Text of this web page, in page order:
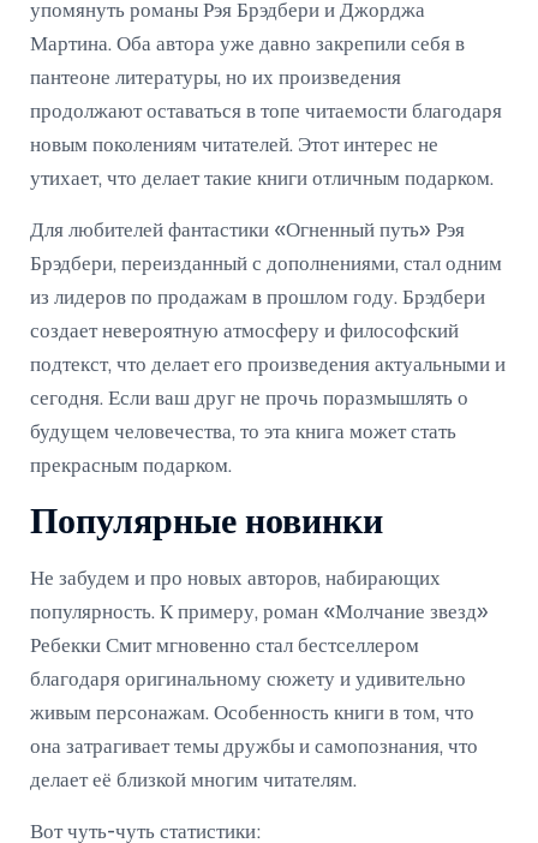
упомянуть романы Рэя Брэдбери и Джорджа
Мартина. Оба автора уже давно закрепили себя в
пантеоне литературы, но их произведения
продолжают оставаться в топе читаемости благодаря
новым поколениям читателей. Этот интерес не
утихает, что делает такие книги отличным подарком.
Для любителей фантастики «Огненный путь» Рэя
Брэдбери, переизданный с дополнениями, стал одним
из лидеров по продажам в прошлом году. Брэдбери
создает невероятную атмосферу и философский
подтекст, что делает его произведения актуальными и
сегодня. Если ваш друг не прочь поразмышлять о
будущем человечества, то эта книга может стать
прекрасным подарком.
Популярные новинки
Не забудем и про новых авторов, набирающих
популярность. К примеру, роман «Молчание звезд»
Ребекки Смит мгновенно стал бестселлером
благодаря оригинальному сюжету и удивительно
живым персонажам. Особенность книги в том, что
она затрагивает темы дружбы и самопознания, что
делает её близкой многим читателям.
Вот чуть-чуть статистики: